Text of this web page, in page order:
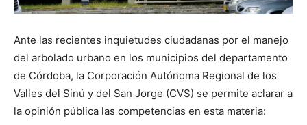
Ante las recientes inquietudes ciudadanas por el manejo
del arbolado urbano en los municipios del departamento
de Córdoba, la Corporación Autónoma Regional de los
Valles del Sinú y del San Jorge (CVS) se permite aclarar a
la opinión pública las competencias en esta materia: